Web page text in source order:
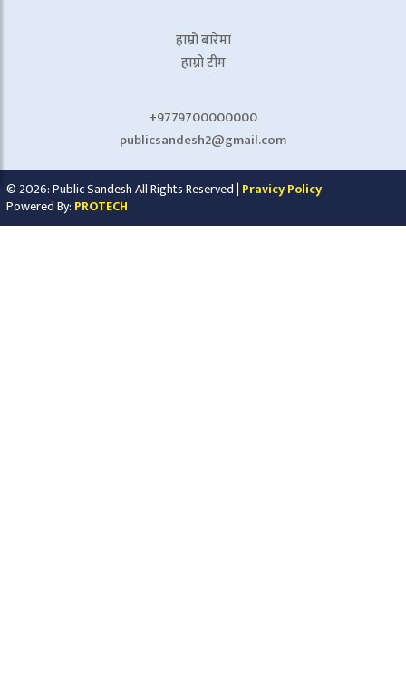
हाम्रो बारेमा
हाम्रो टीम
+9779700000000
publicsandesh2@gmail.com
© 2026: Public Sandesh All Rights Reserved | Pravicy Policy
Powered By: PROTECH